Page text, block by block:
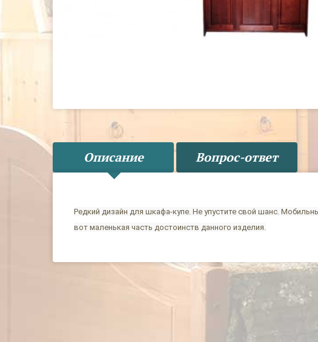
Описание Вопрос-ответ
Редкий дизайн для шкафа-купе. Не упустите свой шанс.
вот маленькая часть достоинств данного изделия.